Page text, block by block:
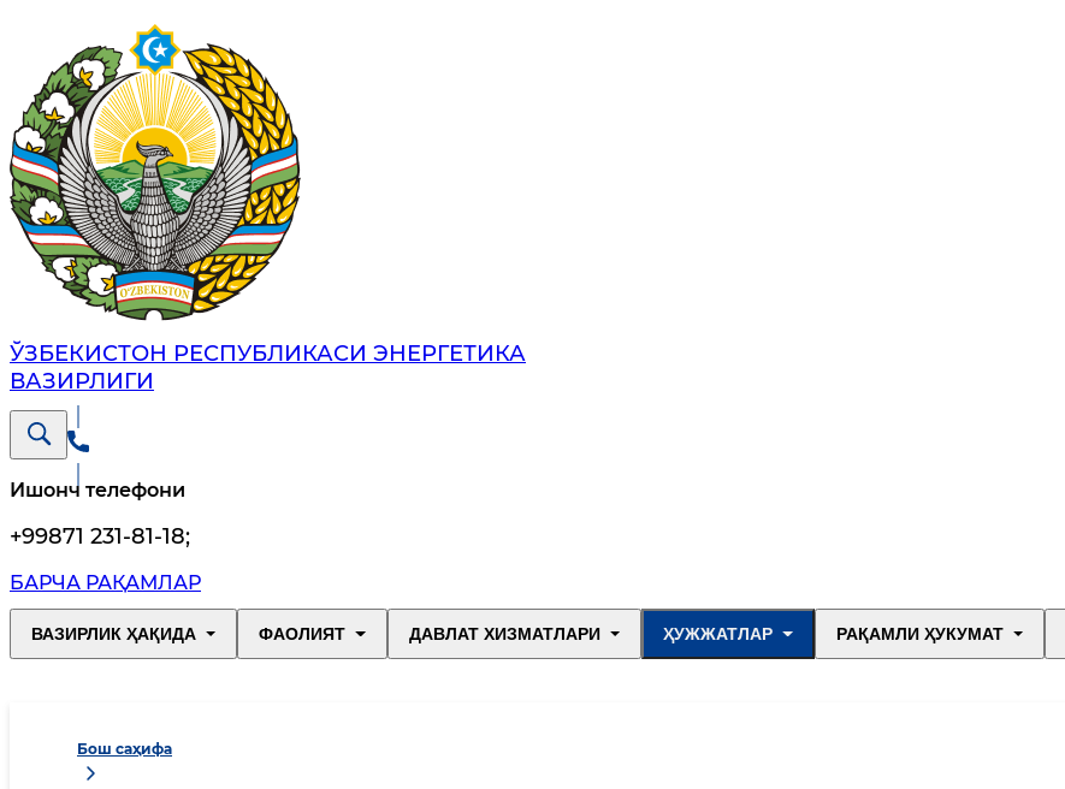
ЎЗБЕКИСТОН РЕСПУБЛИКАСИ ЭНЕРГЕТИКА
ВАЗИРЛИГИ
Ишонч телефони
+99871 231-81-18;
БАРЧА РАҚАМЛАР
ВАЗИРЛИК ҲАҚИДА ФАОЛИЯТ ДАВЛАТ ХИЗМАТЛАРИ ҲУЖЖАТЛАР РАҚАМЛИ ҲУКУМАТ
Бош саҳифа